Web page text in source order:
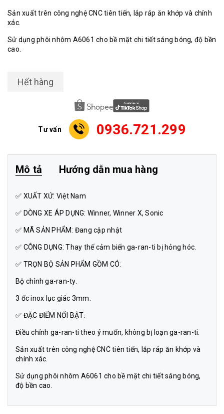
Sản xuất trên công nghệ CNC tiên tiến, lắp ráp ăn khớp và chính
xác.
Sử dụng phôi nhôm A6061 cho bề mặt chi tiết sáng bóng, độ bền
cao.
Hết hàng
Tư vấn 0936.721.299
Mô tả Hướng dẫn mua hàng
✅ XUẤT XỨ: Việt Nam
✅ DÒNG XE ÁP DỤNG: Winner, Winner X, Sonic
✅ MÃ SẢN PHẨM: Đang cập nhật
✅ CÔNG DỤNG: Thay thế cảm biến ga-ran-ti bị hỏng hóc.
✅ TRỌN BỘ SẢN PHẨM GỒM CÓ:
Bộ chỉnh ga-ran-ty.
3 ốc inox lục giác 3mm.
✅ ĐẶC ĐIỂM NỔI BẬT:
Điều chỉnh ga-ran-ti theo ý muốn, không bị loạn ga-ran-ti.
Sản xuất trên công nghệ CNC tiên tiến, lắp ráp ăn khớp và
chính xác.
Sử dụng phôi nhôm A6061 cho bề mặt chi tiết sáng bóng,
độ bền cao.